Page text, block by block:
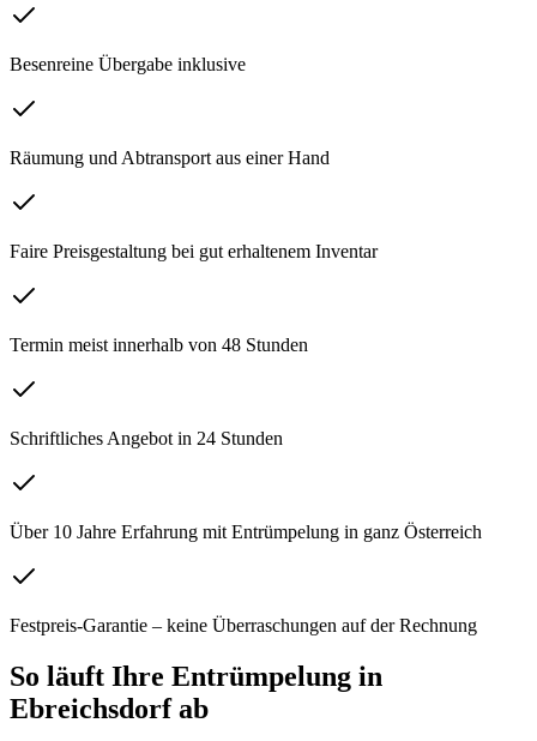
Besenreine Übergabe inklusive
Räumung und Abtransport aus einer Hand
Faire Preisgestaltung bei gut erhaltenem Inventar
Termin meist innerhalb von 48 Stunden
Schriftliches Angebot in 24 Stunden
Über 10 Jahre Erfahrung mit Entrümpelung in ganz Österreich
Festpreis-Garantie – keine Überraschungen auf der Rechnung
So läuft Ihre Entrümpelung in
Ebreichsdorfab